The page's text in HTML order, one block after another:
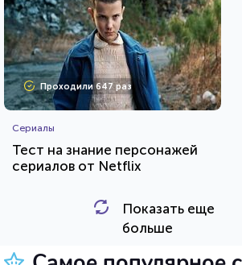
Проходили 647 раз
Сериалы
Тест на знание персонажей
сериалов от Netflix
HTML - код
Показать еще
больше